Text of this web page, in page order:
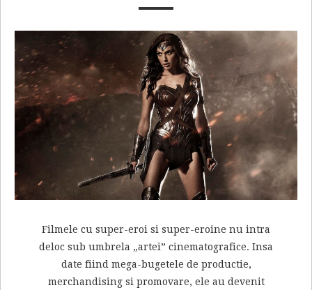
Filmele cu super-eroi si super-eroine nu intra
deloc sub umbrela „artei” cinematografice. Insa
date fiind mega-bugetele de productie,
merchandising si promovare, ele au devenit